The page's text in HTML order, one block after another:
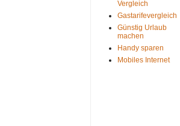
Vergleich
Gastarifevergleich
Günstig Urlaub
machen
Handy sparen
Mobiles Internet